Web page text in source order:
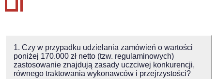
1. Czy w przypadku udzielania zamówień o wartości
poniżej 170.000 zł netto (tzw. regulaminowych)
zastosowanie znajdują zasady uczciwej konkurencji,
równego traktowania wykonawców i przejrzystości?